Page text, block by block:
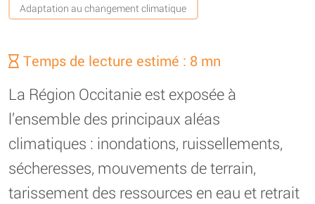
Adaptation au changement climatique
Temps de lecture estimé : 8 mn
La Région Occitanie est exposée à
l’ensemble des principaux aléas
climatiques : inondations, ruissellements,
sécheresses, mouvements de terrain,
tarissement des ressources en eau et retrait